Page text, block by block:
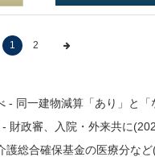
1 2
- 同一建物減算「あり」と
財政審、入院・外来共に
護総合確保基金の医療分な